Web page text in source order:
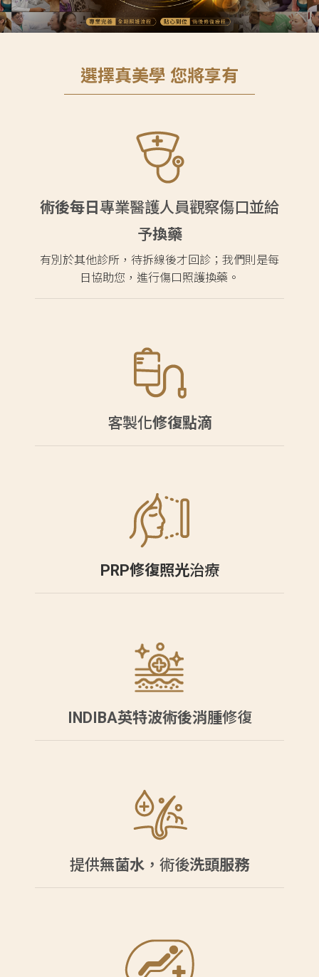
選擇真美學 您將享有
術後每日 專業醫護人員觀察傷口並給
予換藥
有別於其他診所，待拆線後才回診；我們則是每
日協助您，進行傷口照護換藥。
客製化修復點滴
PRP修復照光治療
INDIBA英特波術後消腫修復
提供無菌水 ，術後洗頭服務